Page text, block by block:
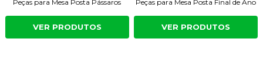
Peças para Mesa Posta Pássaros
VER PRODUTOS
Peças para Mesa Posta Final de Ano
VER PRODUTOS